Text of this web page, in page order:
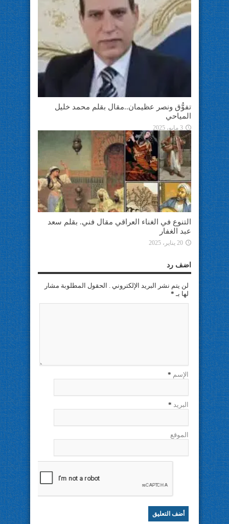
تفوُّق ونصر عظيمان..مقال بقلم محمد خليل
المياحي
3 مايو، 2025
التنوع في الغناء العراقي مقال فني. بقلم سعد
عبد الغفار
20 يناير، 2025
اضف رد
لن يتم نشر البريد الإلكتروني . الحقول المطلوبة مشار
لها بـ *
الإسم *
البريد *
الموقع